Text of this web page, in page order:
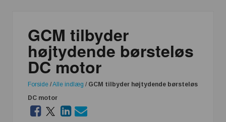
GCM tilbyder
højtydende børsteløs
DC motor
Forside /Alle indlæg / GCM tilbyder højtydende børsteløs
DC motor